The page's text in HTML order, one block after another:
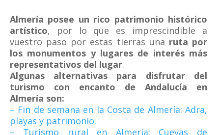
Almería posee un rico patrimonio histórico
artístico, por lo que es imprescindible a
vuestro paso por estas tierras una ruta por
los monumentos y lugares de interés más
representativos del lugar.
Algunas alternativas para disfrutar del
turismo con encanto de Andalucía en
Almería son:
– Fin de semana en la Costa de Almería: Adra,
playas y patrimonio.
– Turismo rural en Almería: Cuevas de